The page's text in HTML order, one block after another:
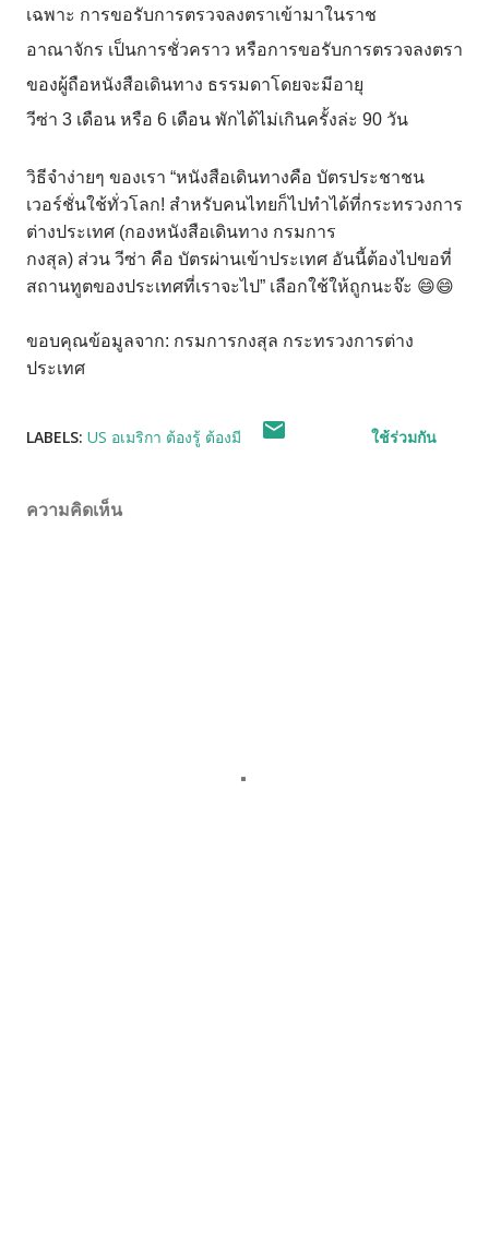
เฉพาะ การขอรับการตรวจลงตราเข้ามาในราช
อาณาจักร เป็นการชั่วคราว หรือการขอรับการตรวจลงตรา
ของผู้ถือหนังสือเดินทาง ธรรมดาโดยจะมีอายุ
วีซ่า 3 เดือน หรือ 6 เดือน พักได้ไม่เกินครั้งล่ะ 90 วัน
วิธีจำง่ายๆ ของเรา “หนังสือเดินทางคือ บัตรประชาชน
เวอร์ชั่นใช้ทั่วโลก! สำหรับคนไทยก็ไปทำได้ที่กระทรวงการ
ต่างประเทศ (กองหนังสือเดินทาง กรมการ
กงสุล) ส่วน วีซ่า คือ บัตรผ่านเข้าประเทศ อันนี้ต้องไปขอที่
สถานทูตของประเทศที่เราจะไป” เลือกใช้ให้ถูกนะจ๊ะ 😄😄
ขอบคุณข้อมูลจาก: กรมการกงสุล กระทรวงการต่าง
ประเทศ
LABELS: US อเมริกา ต้องรู้ ต้องมี ใช้ร่วมกัน
ความคิดเห็น